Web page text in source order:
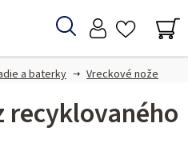
Hľadať
a baterky Vreckové nože
recyklovaného